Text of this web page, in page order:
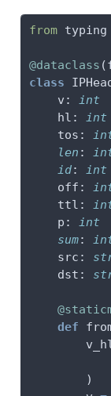
from typing
@dataclass
class
    v:
int
    hl:
int
    tos:
len :
id: int
    off:
    ttl:
    p:
int
sum:
    src:
    dst:
def
        )